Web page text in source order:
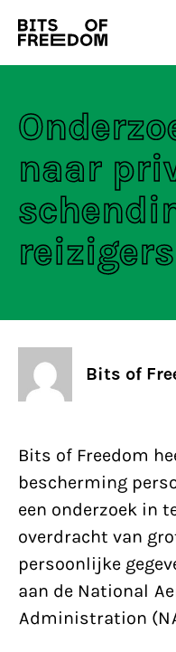
Search
for:
naar
reizigers
Bits of
Bits of Freedom
bescherming
een onderzoek in
overdracht van
persoonlijke
aan de National
Administration